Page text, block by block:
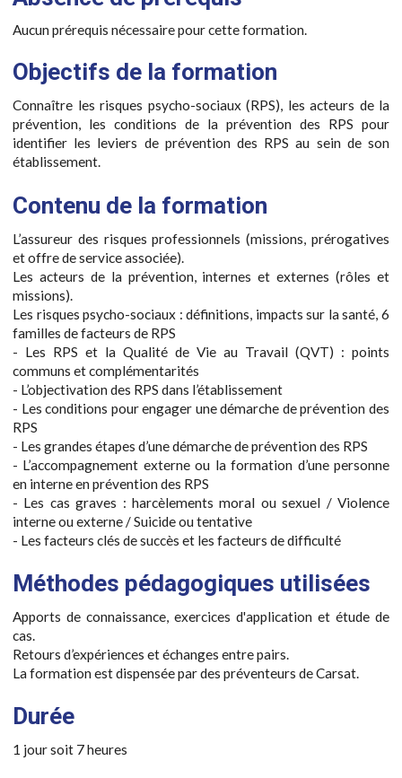
Aucun prérequis nécessaire pour cette formation.
Objectifs de la formation
Connaître les risques psycho-sociaux (RPS), les acteurs de la
prévention, les conditions de la prévention des RPS pour
identifier les leviers de prévention des RPS au sein de son
établissement.
Contenu de la formation
L’assureur des risques professionnels (missions, prérogatives
et offre de service associée).
Les acteurs de la prévention, internes et externes (rôles et
missions).
Les risques psycho-sociaux : définitions, impacts sur la santé, 6
familles de facteurs de RPS
- Les RPS et la Qualité de Vie au Travail (QVT) : points
communs et complémentarités
- L’objectivation des RPS dans l’établissement
- Les conditions pour engager une démarche de prévention des
RPS
- Les grandes étapes d’une démarche de prévention des RPS
- L’accompagnement externe ou la formation d’une personne
en interne en prévention des RPS
- Les cas graves : harcèlements moral ou sexuel / Violence
interne ou externe / Suicide ou tentative
- Les facteurs clés de succès et les facteurs de difficulté
Méthodes pédagogiques utilisées
Apports de connaissance, exercices d'application et étude de
cas.
Retours d’expériences et échanges entre pairs.
La formation est dispensée par des préventeurs de Carsat.
Durée
1 jour soit 7 heures